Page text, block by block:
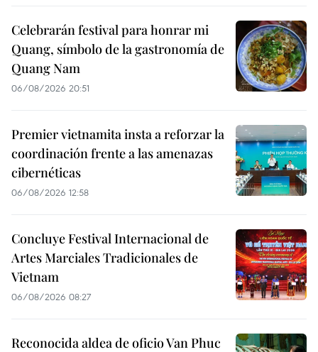
Celebrarán festival para honrar mi
Quang, símbolo de la gastronomía de
Quang Nam
06/08/2026 20:51
Premier vietnamita insta a reforzar la
coordinación frente a las amenazas
cibernéticas
06/08/2026 12:58
Concluye Festival Internacional de
Artes Marciales Tradicionales de
Vietnam
06/08/2026 08:27
Reconocida aldea de oficio Van Phuc